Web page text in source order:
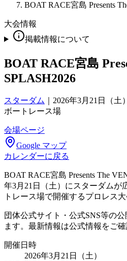
BOAT RACE宮島 Presents
大会情報
掲載情報について
BOAT RACE宮島
SPLASH2026
スターダム
2026年3月21日（土
ボートレース場
会場ページ
Google マップ
カレンダーに戻る
BOAT RACE宮島 Presents The
年3月21日（土）にスターダムが
トレース場で開催するプロレス大
団体公式サイト・公式SNS等の
ます。最新情報は公式情報をご確
開催日時
2026年3月21日（土）